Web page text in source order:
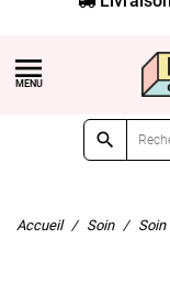


Accueil Soin Soin